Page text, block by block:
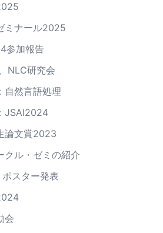
ミナール2025
参加報告
NLC研究会
自然言語処理
JSAI2024
論文賞2023
クル・ゼミの紹介
スター発表
会